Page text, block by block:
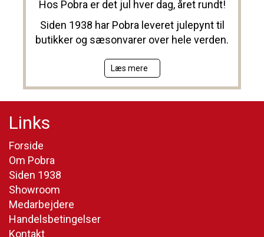
Hos Pobra er det jul hver dag, året rundt!
Siden 1938 har Pobra leveret julepynt til
butikker og sæsonvarer over hele verden.
Læs mere
Links
Forside
Om Pobra
Siden 1938
Showroom
Medarbejdere
Handelsbetingelser
Kontakt